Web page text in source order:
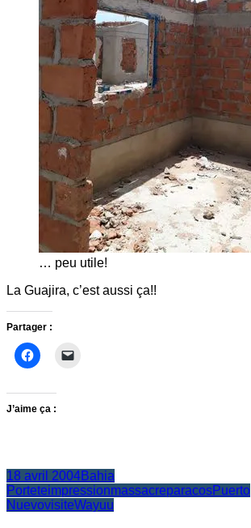
… peu utile!
La Guajira, c’est aussi ça!!
Partager :
J’aime ça :
18 avril 2004Bahia
PorteteimpressionmassacreparacosPuerto
NuevovisiteWayuu